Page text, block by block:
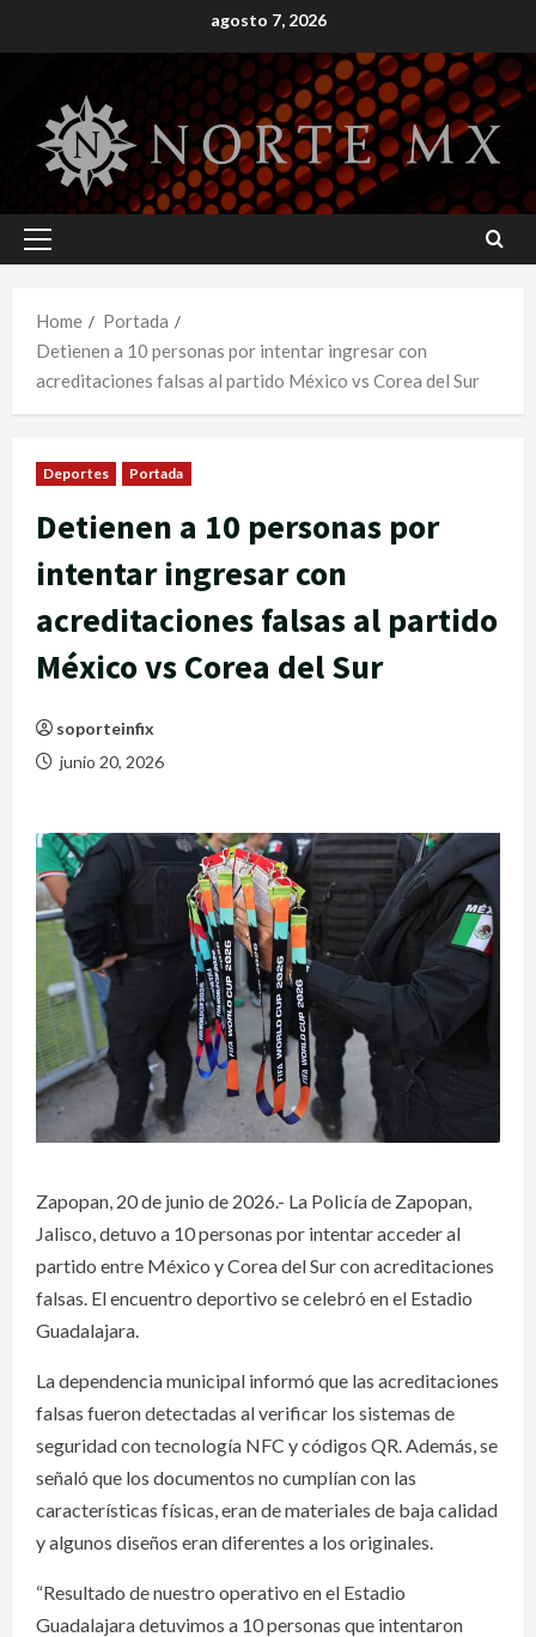
to
agosto 7, 2026
Primary
Home
Portada
Detienen a 10 personas por intentar ingresar con
acreditaciones falsas al partido México vs Corea del Sur
Deportes Portada
Detienen a 10 personas por
intentar ingresar con
acreditaciones falsas al partido
México vs Corea del Sur
soporteinfix
junio 20, 2026
Zapopan, 20 de junio de 2026.- La Policía de Zapopan,
Jalisco, detuvo a 10 personas por intentar acceder al
partido entre México y Corea del Sur con acreditaciones
falsas. El encuentro deportivo se celebró en el Estadio
Guadalajara.
La dependencia municipal informó que las acreditaciones
falsas fueron detectadas al verificar los sistemas de
seguridad con tecnología NFC y códigos QR. Además, se
señaló que los documentos no cumplían con las
características físicas, eran de materiales de baja calidad
y algunos diseños eran diferentes a los originales.
“Resultado de nuestro operativo en el Estadio
Guadalajara detuvimos a 10 personas que intentaron